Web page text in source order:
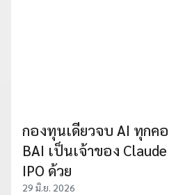
กองทุนเดียวจบ AI ทุกค
BAI เป็นเจ้าของ
IPO ด้วย
29 มิ.ย. 2026